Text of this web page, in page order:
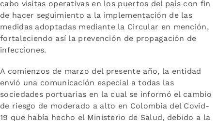
cabo visitas operativas en los puertos del país con fin
de hacer seguimiento a la implementación de las
medidas adoptadas mediante la Circular en mención,
fortaleciendo así la prevención de propagación de
infecciones.
A comienzos de marzo del presente año, la entidad
envió una comunicación especial a todas las
sociedades portuarias en la cual se informó el cambio
de riesgo de moderado a alto en Colombia del Covid-
19 que había hecho el Ministerio de Salud, debido a la